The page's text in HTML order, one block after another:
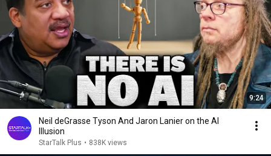
9:24
Neil deGrasse Tyson And Jaron Lanier on the AI
Illusion
StarTalk Plus • 838K views